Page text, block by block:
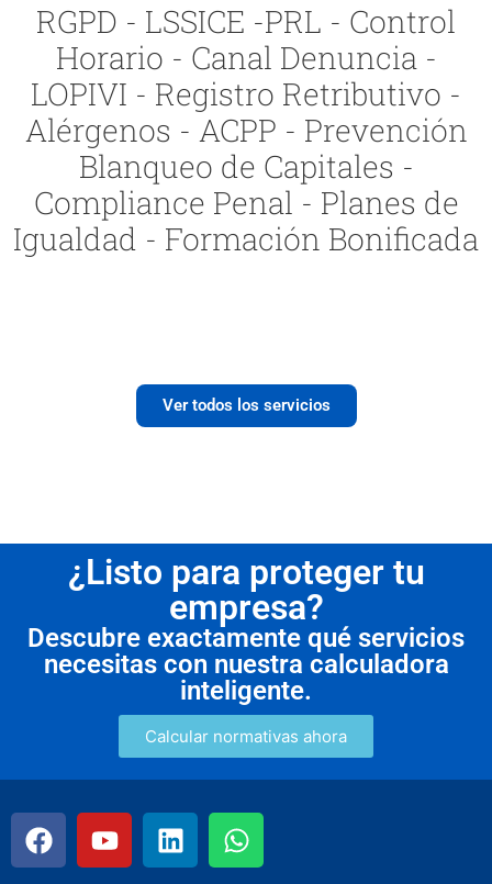
RGPD - LSSICE -PRL - Control
Horario - Canal Denuncia -
LOPIVI - Registro Retributivo -
Alérgenos - ACPP - Prevención
Blanqueo de Capitales -
Compliance Penal - Planes de
Igualdad - Formación Bonificada
Ver todos los servicios
¿Listo para proteger tu
empresa?
Descubre exactamente qué servicios
necesitas con nuestra calculadora
inteligente.
Calcular normativas ahora